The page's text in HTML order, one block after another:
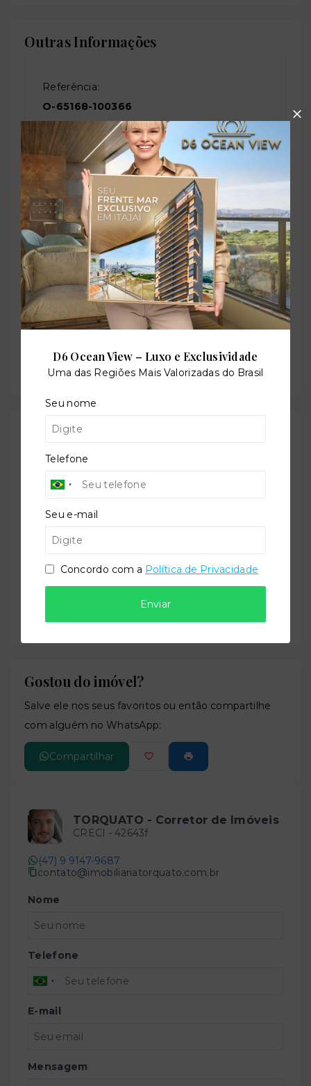
Outras Informações
Referência:
O-65168-100366
Perfil:
Residencial
Situação:
Previsão de entrega:
30/06/2025
Localização
Rua Escrivão Sebastião de Azevedo Bastos, 755 -
Manaíra - João Pessoa/PB- 58038-490
+
−
Gostou do imóvel?
Salve ele nos seus favoritos ou então compartilhe
com alguém no WhatsApp:
Compartilhar
TORQUATO - Corretor de Imóveis
CRECI - 42643f
(47) 9 9147-9687
contato@imobiliariatorquato.com.br
Nome
Telefone
E-mail
Mensagem
D6 Ocean View – Luxo e Exclusividade
Uma das Regiões Mais Valorizadas do Brasil
Seu nome
Telefone
Seu e-mail
Concordo com a Política de Privacidade
Enviar